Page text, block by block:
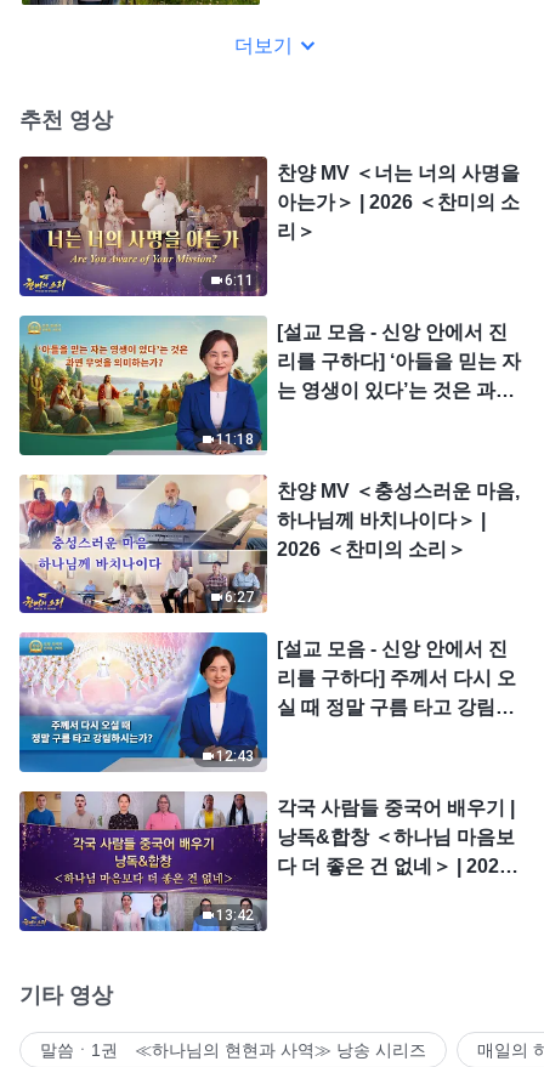
더보기
추천 영상
6:11
찬양 MV ＜너는 너의 사명을
아는가＞ | 2026 ＜찬미의 소
리＞
11:18
[설교 모음 - 신앙 안에서 진
리를 구하다] ‘아들을 믿는 자
는 영생이 있다’는 것은 과연
6:27
찬양 MV ＜충성스러운 마음,
하나님께 바치나이다＞ |
2026 ＜찬미의 소리＞
12:43
[설교 모음 - 신앙 안에서 진
리를 구하다] 주께서 다시 오
실 때 정말 구름 타고 강림하
13:42
각국 사람들 중국어 배우기 |
낭독&합창 ＜하나님 마음보
다 더 좋은 건 없네＞ | 2026
기타 영상
말씀ㆍ1권 ≪하나님의 현현과 사역≫ 낭송 시리즈 매일의